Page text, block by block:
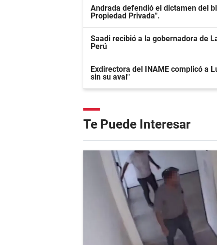
Andrada defendió el dictamen del
Propiedad Privada".
Saadi recibió a la gobernadora de
Perú
Exdirectora del INAME complicó a
sin su aval"
Te Puede Interesar